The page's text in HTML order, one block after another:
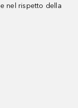
nel rispetto della